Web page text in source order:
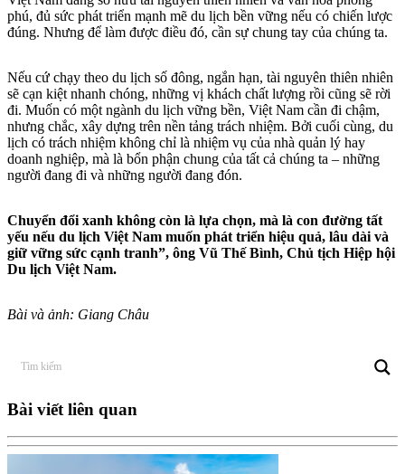
phú, đủ sức phát triển mạnh mẽ du lịch bền vững nếu có chiến lược
đúng. Nhưng để làm được điều đó, cần sự chung tay của chúng ta.
Nếu cứ chạy theo du lịch số đông, ngắn hạn, tài nguyên thiên nhiên
sẽ cạn kiệt nhanh chóng, những vị khách chất lượng rồi cũng sẽ rời
đi. Muốn có một ngành du lịch vững bền, Việt Nam cần đi chậm,
nhưng chắc, xây dựng trên nền tảng trách nhiệm. Bởi cuối cùng, du
lịch có trách nhiệm không chỉ là nhiệm vụ của nhà quản lý hay
doanh nghiệp, mà là bổn phận chung của tất cả chúng ta – những
người đang đi và những người đang đón.
Chuyển đổi xanh không còn là lựa chọn, mà là con đường tất
yếu nếu du lịch Việt Nam muốn phát triển hiệu quả, lâu dài và
giữ vững sức cạnh tranh”, ông Vũ Thế Bình, Chủ tịch Hiệp hội
Du lịch Việt Nam.
Bài và ảnh: Giang Châu
Bài viết liên quan